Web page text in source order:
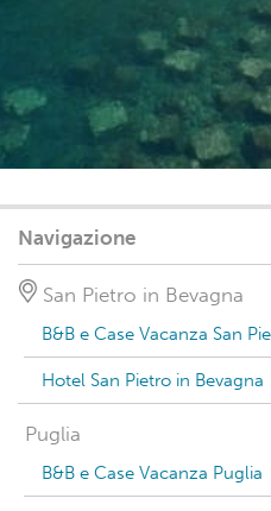
Navigazione
San Pietro in Bevagna
B&B e Case Vacanza San
Hotel San Pietro in Bevagna
Puglia
B&B e Case Vacanza Puglia